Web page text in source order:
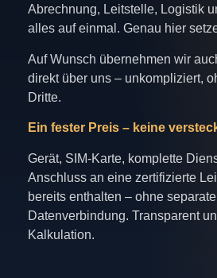
Abrechnung, Leitstelle, Logistik
alles auf einmal. Genau hier
Auf Wunsch übernehmen wir
direkt über uns – unkompliziert,
Dritte.
Ein fester Preis – keine
Gerät, SIM-Karte, komplette
Anschluss an eine zertifizierte
bereits enthalten – ohne
Datenverbindung. Transparent
Kalkulation.